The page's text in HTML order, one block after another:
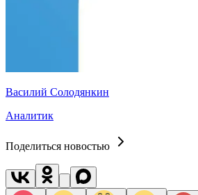
Василий Солодянкин
Аналитик
Поделиться новостью